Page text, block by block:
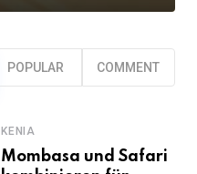
POPULAR COMMENT
KENIA
Mombasa und Safari